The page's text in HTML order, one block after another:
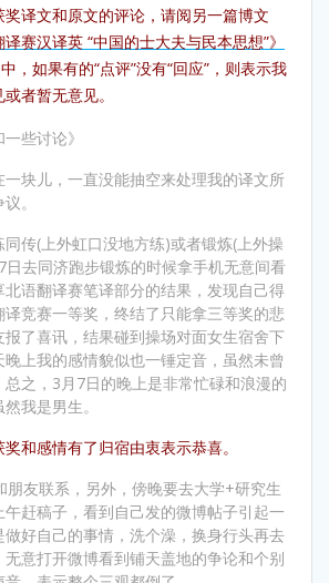
译文和原文的评论，请阅另一篇博文
译赛汉译英 “中国的士大夫与民本思想”》
，如果有的“点评”没有“回应”，则表示我
者暂无意见。
些讨论》
块儿，一直没能抽空来处理我的译文所
。
传(上外虹口没地方练)或者锻炼(上外操
去同济跑步锻炼的时候拿手机无意间看
语翻译赛笔译部分的结果，发现自己得
竞赛一等奖，终结了只能拿三等奖的悲
了喜讯，结果碰到操场对面女生宿舍下
上我的感情貌似也一锤定音，虽然未曾
之，3月7日的晚上是非常忙碌和浪漫的
我是男生。
和感情有了归宿由衷表示恭喜。
朋友联系，另外，傍晚要去大学+研究生
赶稿子，看到自己发的微博帖子引起一
好自己的事情，洗个澡，换身行头再去
意打开微博看到铺天盖地的争论和个别